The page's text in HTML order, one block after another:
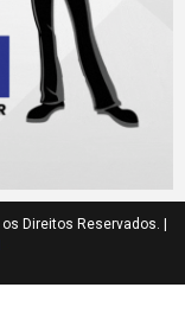
Direitos Reservados. |